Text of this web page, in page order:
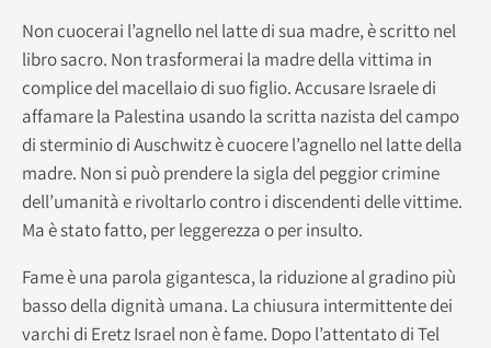
Non cuocerai l’agnello nel latte di sua madre, è scritto nel
libro sacro. Non trasformerai la madre della vittima in
complice del macellaio di suo figlio. Accusare Israele di
affamare la Palestina usando la scritta nazista del campo
di sterminio di Auschwitz è cuocere l’agnello nel latte della
madre. Non si può prendere la sigla del peggior crimine
dell’umanità e rivoltarlo contro i discendenti delle vittime.
Ma è stato fatto, per leggerezza o per insulto.
Fame è una parola gigantesca, la riduzione al gradino più
basso della dignità umana. La chiusura intermittente dei
varchi di Eretz Israel non è fame. Dopo l’attentato di Tel